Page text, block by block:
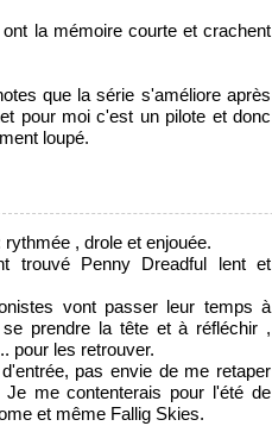
la mémoire courte et crachent
que la série s'améliore après
pour moi c'est un pilote et donc
loupé.
, drole et enjouée.
trouvé Penny Dreadful lent et
vont passer leur temps à
prendre la tête et à réfléchir ,
pour les retrouver.
pas envie de me retaper
me contenterais pour l'été de
et même Fallig Skies.